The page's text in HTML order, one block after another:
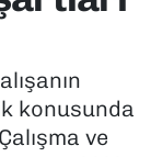
konusunda
ve